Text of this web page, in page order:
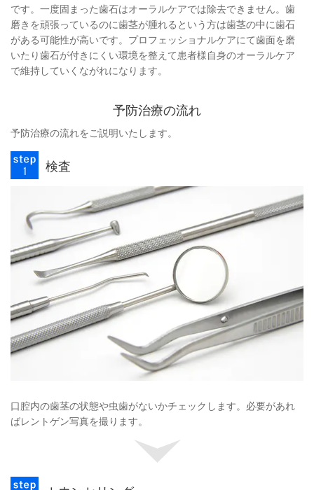
です。一度固まった歯石はオーラルケアでは除去できません。歯
磨きを頑張っているのに歯茎が腫れるという方は歯茎の中に歯石
がある可能性が高いです。プロフェッショナルケアにて歯面を磨
いたり歯石が付きにくい環境を整えて患者様自身のオーラルケア
で維持していくながれになります。
予防治療の流れ
予防治療の流れをご説明いたします。
検査
口腔内の歯茎の状態や虫歯がないかチェックします。必要があれ
ばレントゲン写真を撮ります。